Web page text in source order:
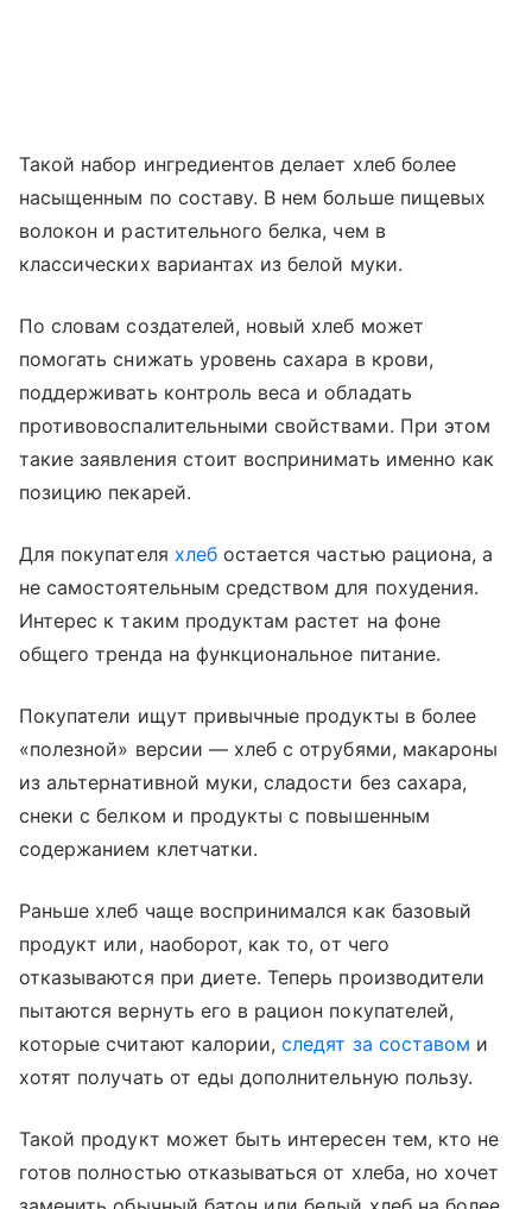
Такой набор ингредиентов делает хлеб более
насыщенным по составу. В нем больше пищевых
волокон и растительного белка, чем в
классических вариантах из белой муки.
По словам создателей, новый хлеб может
помогать снижать уровень сахара в крови,
поддерживать контроль веса и обладать
противовоспалительными свойствами. При этом
такие заявления стоит воспринимать именно как
позицию пекарей.
Для покупателя хлебостается частью рациона, а
не самостоятельным средством для похудения.
Интерес к таким продуктам растет на фоне
общего тренда на функциональное питание.
Покупатели ищут привычные продукты в более
«полезной» версии — хлеб с отрубями, макароны
из альтернативной муки, сладости без сахара,
снеки с белком и продукты с повышенным
содержанием клетчатки.
Раньше хлеб чаще воспринимался как базовый
продукт или, наоборот, как то, от чего
отказываются при диете. Теперь производители
пытаются вернуть его в рацион покупателей,
которые считают калории,следят за составом и
хотят получать от еды дополнительную пользу.
Такой продукт может быть интересен тем, кто не
готов полностью отказываться от хлеба, но хочет